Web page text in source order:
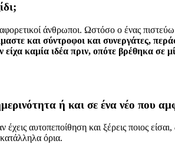
άνθρωποι. Ωστόσο ο ένας
και σύντροφοι και συνεργάτες,
είχα καμία ιδέα πριν, οπότε βρέθηκα
ή και σε ένα νέο που
αυτοπεποίθηση και ξέρεις ποιος
όρια.